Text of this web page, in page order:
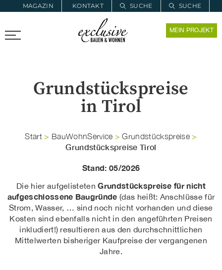
MAGAZIN KONTAKT SUCHE
SUCHE
PROARCHITEC PROINSTALL MEIN PROJEKT
Grundstückspreise
in Tirol
Start > BauWohnService >Grundstückspreise>
Grundstückspreise Tirol
Stand: 05/2026
Die hier aufgelistetenGrundstückspreise für nicht
aufgeschlossene Baugründe (das heißt: Anschlüsse für
Strom, Wasser, … sind noch nicht vorhanden und diese
Kosten sind ebenfalls nicht in den angeführten Preisen
inkludiert!) resultieren aus den durchschnittlichen
Mittelwerten bisheriger Kaufpreise der vergangenen
Jahre.